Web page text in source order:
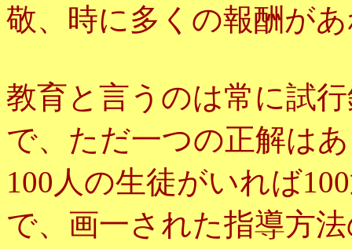
敬、時に多くの報酬が
教育と言うのは常に試
で、ただ一つの正解は
100人の生徒がいれば
で、画一された指導方